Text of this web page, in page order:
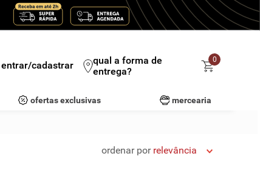
entrar/cadastrar
qual a forma de
entrega?
0
ofertas exclusivas mercearia
ordenar por relevância